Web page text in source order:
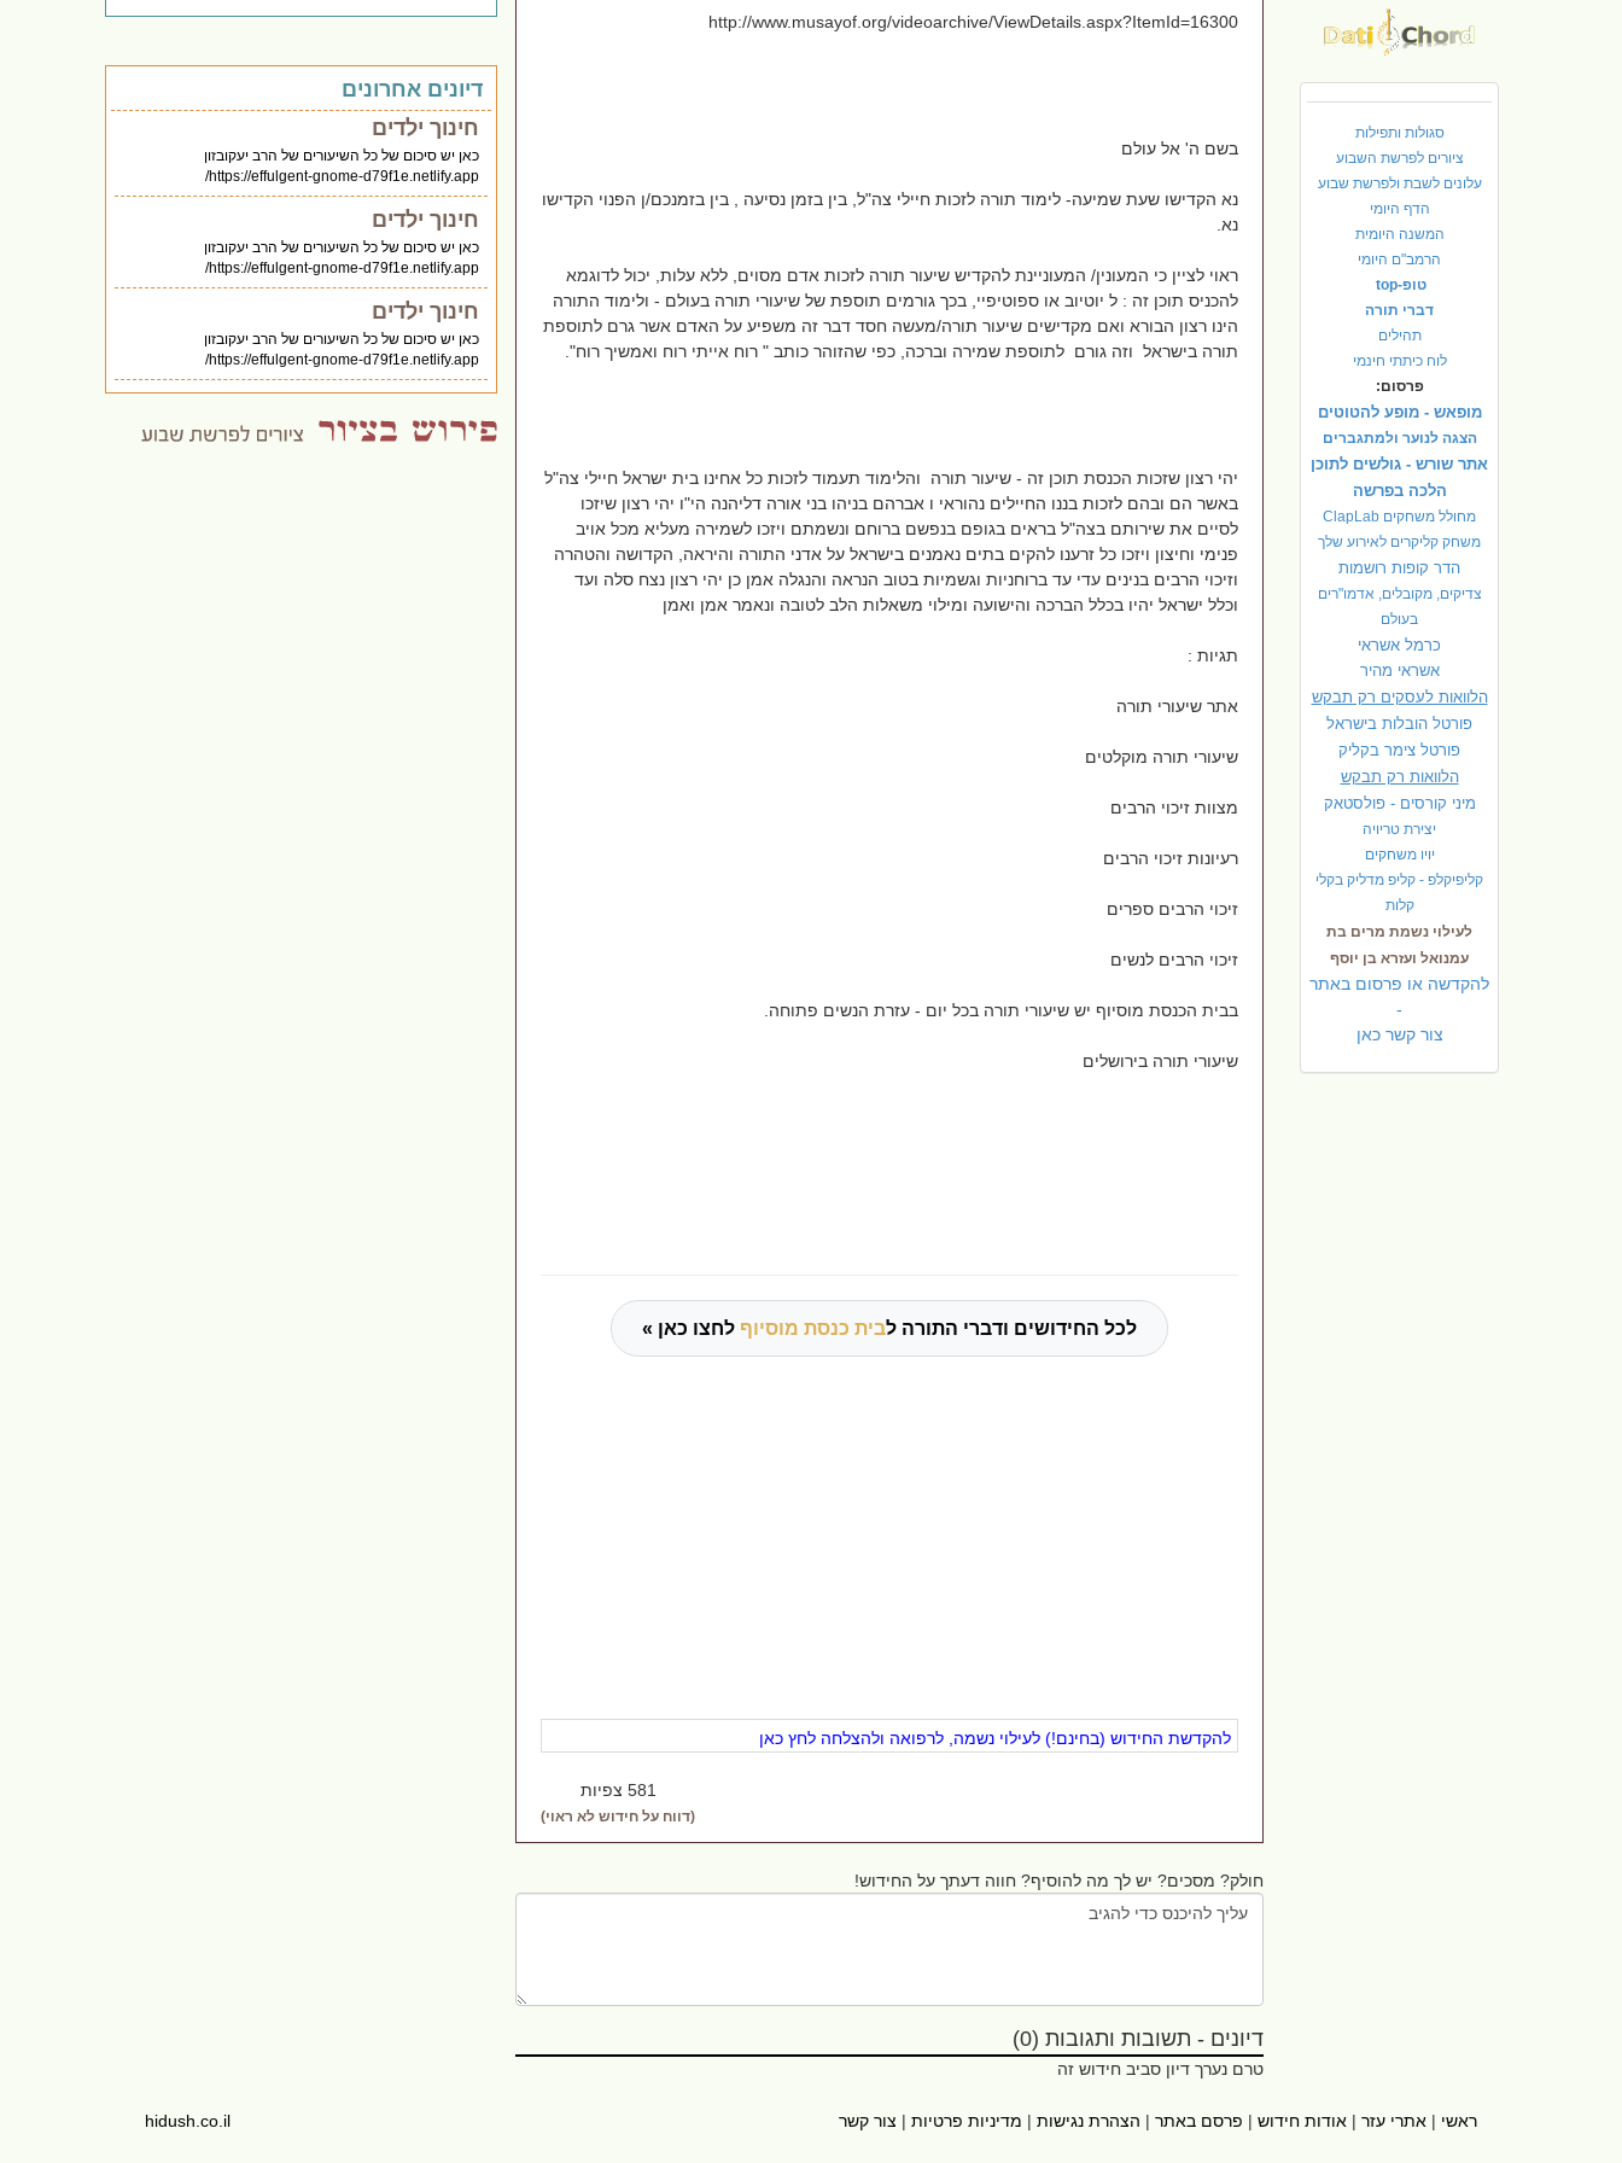
סגולות ותפילות
ציורים לפרשת השבוע
עלונים לשבת ולפרשת שבוע
הדף היומי
המשנה היומית
הרמב"ם היומי
טופ-top
דברי תורה
תהילים
לוח כיתתי חינמי
פרסום:
מופאש - מופע להטוטים
הצגה לנוער ולמתגברים
אתר שורש - גולשים לתוכן
הלכה בפרשה
מחולל משחקים ClapLab
משחק קליקרים לאירוע שלך
הדר קופות רושמות
צדיקים, מקובלים, אדמו"רים
בעולם
כרמל אשראי
אשראי מהיר
הלוואות לעסקים רק תבקש
פורטל הובלות בישראל
פורטל צימר בקליק
הלוואות רק תבקש
מיני קורסים - פולסטאק
יצירת טריויה
יויו משחקים
קליפיקלפ - קליפ מדליק בקלי
קלות
לעילוי נשמת מרים בת
עמנואל ועזרא בן יוסף
להקדשה או פרסום באתר
-
צור קשר כאן
http://www.musayof.org/videoarchive/ViewDetails.aspx?ItemId=16300
בשם ה' אל עולם
נא הקדישו שעת שמיעה- לימוד תורה לזכות חיילי צה"ל, בין בזמן נסיעה , בין בזמנכם/ן הפנוי הקדישו
נא.
ראוי לציין כי המעונין/ המעוניינת להקדיש שיעור תורה לזכות אדם מסוים, ללא עלות, יכול לדוגמא
להכניס תוכן זה : ל יוטיוב או ספוטיפיי, בכך גורמים תוספת של שיעורי תורה בעולם - ולימוד התורה
הינו רצון הבורא ואם מקדישים שיעור תורה/מעשה חסד דבר זה משפיע על האדם אשר גרם לתוספת
תורה בישראל וזה גורם לתוספת שמירה וברכה, כפי שהזוהר כותב " רוח אייתי רוח ואמשיך רוח".
יהי רצון שזכות הכנסת תוכן זה - שיעור תורה והלימוד תעמוד לזכות כל אחינו בית ישראל חיילי צה"ל
באשר הם ובהם לזכות בננו החיילים נהוראי ו אברהם בניהו בני אורה דליהנה הי"ו יהי רצון שיזכו
לסיים את שירותם בצה"ל בראים בגופם בנפשם ברוחם ונשמתם ויזכו לשמירה מעליא מכל אויב
פנימי וחיצון ויזכו כל זרענו להקים בתים נאמנים בישראל על אדני התורה והיראה, הקדושה והטהרה
וזיכוי הרבים בנינים עדי עד ברוחניות וגשמיות בטוב הנראה והנגלה אמן כן יהי רצון נצח סלה ועד
וכלל ישראל יהיו בכלל הברכה והישועה ומילוי משאלות הלב לטובה ונאמר אמן ואמן
תגיות :
אתר שיעורי תורה
שיעורי תורה מוקלטים
מצוות זיכוי הרבים
רעיונות זיכוי הרבים
זיכוי הרבים ספרים
זיכוי הרבים לנשים
בבית הכנסת מוסיוף יש שיעורי תורה בכל יום - עזרת הנשים פתוחה.
שיעורי תורה בירושלים
לכל החידושים ודברי התורה לבית כנסת מוסיוף לחצו כאן »
להקדשת החידוש (בחינם!) לעילוי נשמה, לרפואה ולהצלחה לחץ כאן
581 צפיות
(דווח על חידוש לא ראוי)
חולק? מסכים? יש לך מה להוסיף? חווה דעתך על החידוש!
דיונים - תשובות ותגובות (0)
טרם נערך דיון סביב חידוש זה
דיונים אחרונים
חינוך ילדים
כאן יש סיכום של כל השיעורים של הרב יעקובזון
https://effulgent-gnome-d79f1e.netlify.app/
חינוך ילדים
כאן יש סיכום של כל השיעורים של הרב יעקובזון
https://effulgent-gnome-d79f1e.netlify.app/
חינוך ילדים
כאן יש סיכום של כל השיעורים של הרב יעקובזון
https://effulgent-gnome-d79f1e.netlify.app/
ראשי | אתרי עזר | אודות חידוש | פרסם באתר | הצהרת נגישות | מדיניות פרטיות | צור קשר hidush.co.il